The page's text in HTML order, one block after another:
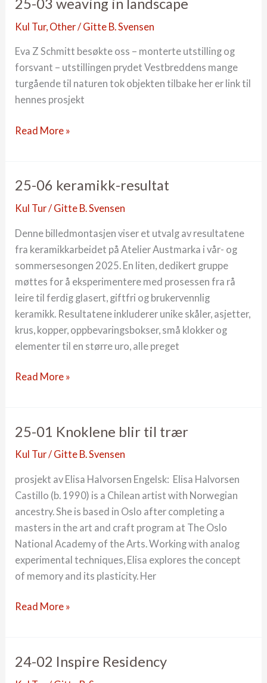
Gudmundsson
25-03 weaving in landscape
Kul Tur, Other/ Gitte B. Svensen
Eva Z Schmitt besøkte oss – monterte utstilling og
forsvant – utstillingen prydet Vestbreddens mange
turgående til naturen tok objekten tilbake her er link til
hennes prosjekt
25-
in
landscape
Read More »
25-06 keramikk-resultat
Kul Tur/ Gitte B. Svensen
Denne billedmontasjen viser et utvalg av resultatene
fra keramikkarbeidet på Atelier Austmarka i vår- og
sommersesongen 2025. En liten, dedikert gruppe
møttes for å eksperimentere med prosessen fra rå
leire til ferdig glasert, giftfri og brukervennlig
keramikk. Resultatene inkluderer unike skåler, asjetter,
krus, kopper, oppbevaringsbokser, små klokker og
elementer til en større uro, alle preget
25-
resultat
Read More »
25-01 Knoklene blir til trær
Kul Tur/ Gitte B. Svensen
prosjekt av Elisa Halvorsen Engelsk: Elisa Halvorsen
Castillo (b. 1990) is a Chilean artist with Norwegian
ancestry. She is based in Oslo after completing a
masters in the art and craft program at The Oslo
National Academy of the Arts. Working with analog
experimental techniques, Elisa explores the concept
of memory and its plasticity. Her
25-
blir
til
Read More »
24-02 Inspire Residency